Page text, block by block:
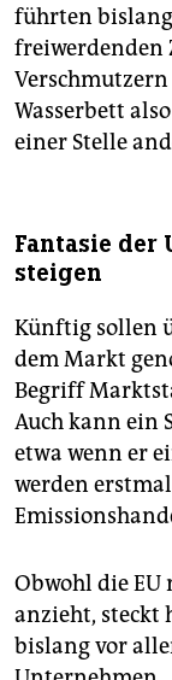
führten
Wasserbett
einer Stelle
Fantasie der
steigen
Künftig sollen
dem Markt
Begriff
Auch kann ein
etwa wenn er
werden
Obwohl die EU
anzieht, steckt
bislang vor